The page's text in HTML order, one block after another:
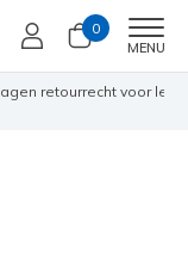
0
MENU
ledenMeld je aan⭐